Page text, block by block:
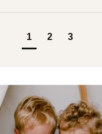
1 2 3